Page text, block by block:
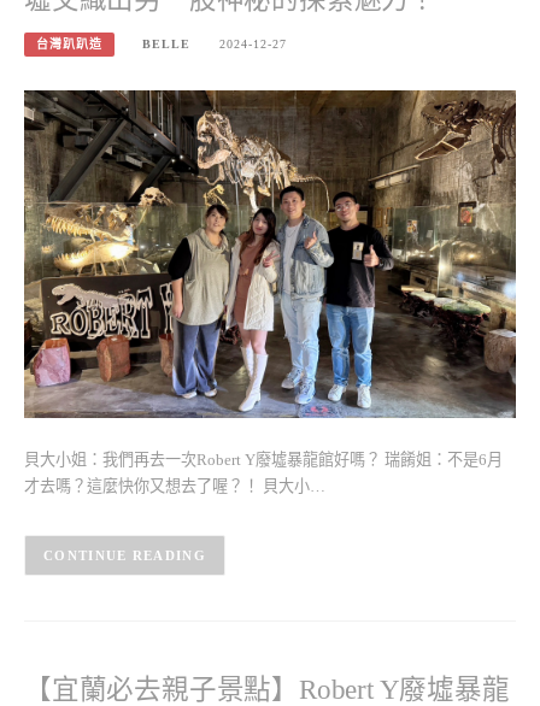
台灣趴趴造 BELLE 2024-12-27
貝大小姐：我們再去一次Robert Y廢墟暴龍館好嗎？ 瑞餚姐：不是6月
才去嗎？這麼快你又想去了喔？！ 貝大小…
CONTINUE READING
【宜蘭必去親子景點】Robert Y廢墟暴龍